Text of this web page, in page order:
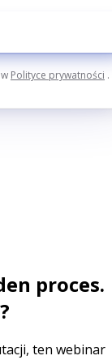
Polityce prywatności .
proces.
ten webinar